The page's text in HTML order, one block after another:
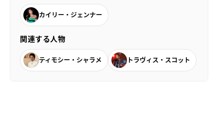
カイリー・ジェンナー
関連する人物
ティモシー・シャラメ トラヴィス・スコット